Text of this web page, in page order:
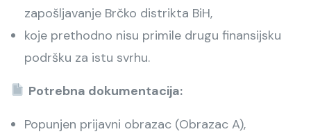
zapošljavanje Brčko distrikta BiH,
koje prethodno nisu primile drugu finansijsku
podršku za istu svrhu.
Potrebna dokumentacija:
Popunjen prijavni obrazac (Obrazac A),